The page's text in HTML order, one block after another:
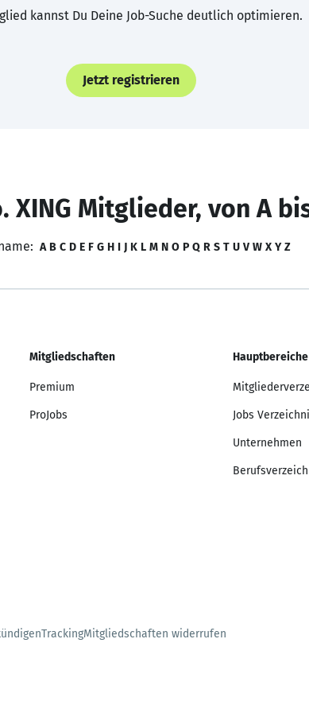
kannst Du Deine Job-Suche deutlich optimieren.
Jetzt registrieren
XING Mitglieder, von A
A B C D E F G H I J K L M N O P Q R S T U V W X Y Z
Mitgliedschaften
Premium
ProJobs
Hauptbereiche
Jobs
Unternehmen
TrackingMitgliedschaften widerrufen